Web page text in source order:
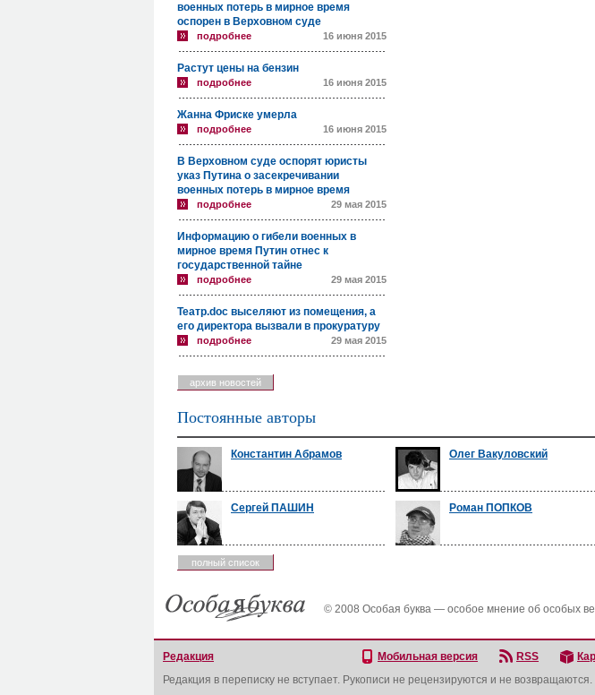
военных потерь в мирное время
оспорен в Верховном суде
подробнее 16 июня 2015
Растут цены на бензин
подробнее 16 июня 2015
Жанна Фриске умерла
подробнее 16 июня 2015
В Верховном суде оспорят юристы
указ Путина о засекречивании
военных потерь в мирное время
подробнее 29 мая 2015
Информацию о гибели военных в
мирное время Путин отнес к
государственной тайне
подробнее 29 мая 2015
Театр.doc выселяют из помещения, а
его директора вызвали в прокуратуру
подробнее 29 мая 2015
архив новостей
Постоянные авторы
Константин Абрамов Олег Вакуловский
Сергей ПАШИН Роман ПОПКОВ
полный список
© 2008 Особая буква — особое мнение об особых
Редакция Мобильная версия RSS
Редакция в переписку не вступает. Рукописи не рецензируются и не